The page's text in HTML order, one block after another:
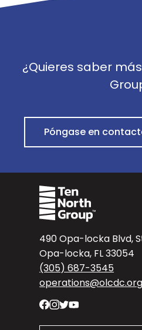
¿Quieres saber
Póngase en
490 Opa-locka Blvd,
Opa-locka, FL 33054
(305) 687-3545
operations@olcdc.org